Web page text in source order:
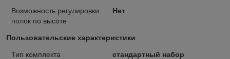
Возможность регулировки
полок по высоте
Нет
Пользовательские характеристики
Тип комплекта стандартный набор